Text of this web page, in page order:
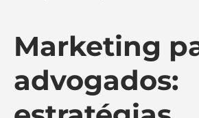
Marketing
advogados: